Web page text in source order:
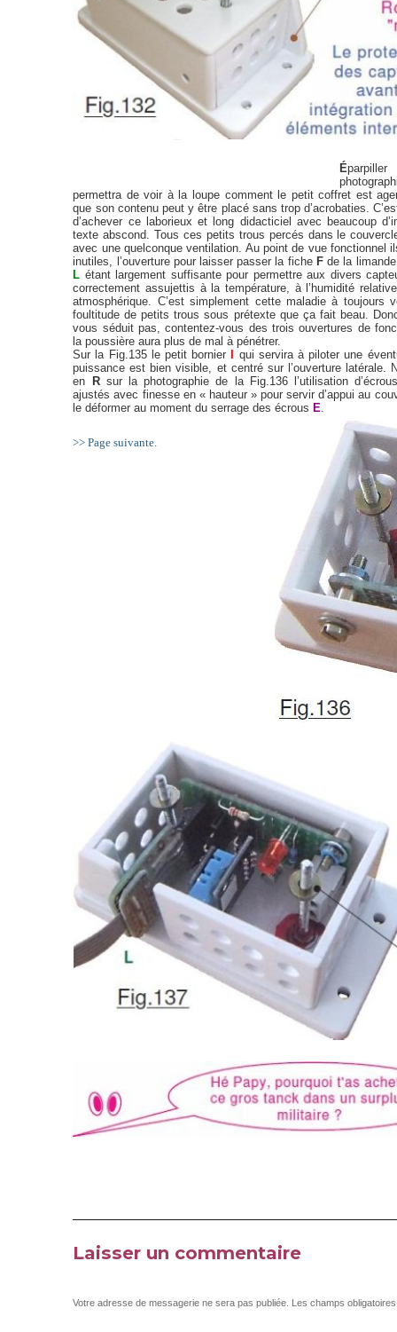
É
permettra de voir à la loupe comment le petit coffret est
que son contenu peut y être placé sans trop d’acrobaties.
d’achever ce laborieux et long didacticiel avec beaucoup
texte abscond. Tous ces petits trous percés dans le
avec une quelconque ventilation. Au point de vue fonctionnel
inutiles, l’ouverture pour laisser passer la fiche Fde la
L étant largement suffisante pour permettre aux divers
correctement assujettis à la température, à l’humidité
atmosphérique. C’est simplement cette maladie à toujours
foultitude de petits trous sous prétexte que ça fait beau.
vous séduit pas, contentez-vous des trois ouvertures de
la poussière aura plus de mal à pénétrer.
Sur la Fig.135 le petit bornier
qui servira à piloter une
puissance est bien visible, et centré sur l’ouverture latérale.
en
Rsur la photographie de la Fig.136 l’utilisation
ajustés avec finesse en « hauteur » pour servir d’appui au
le déformer au moment du serrage des écrous E.
>> Page suivante.
Laisser un commentaire
Votre adresse de messagerie ne sera pas publiée. Les champs